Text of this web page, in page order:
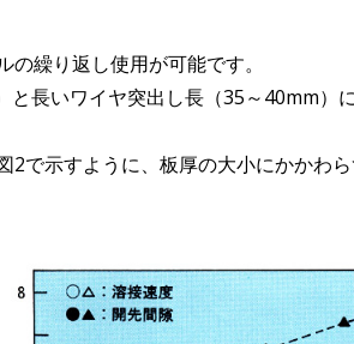
繰り返し使用が可能です。
長いワイヤ突出し長（35～40mm
2で示すように、板厚の大小にかか